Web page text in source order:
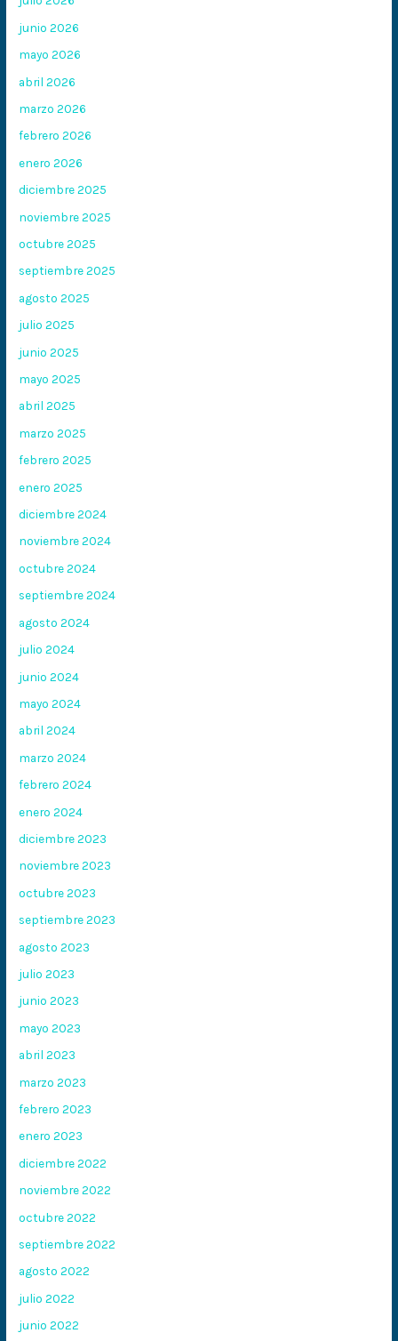
junio 2026
mayo 2026
abril 2026
marzo 2026
febrero 2026
enero 2026
diciembre 2025
noviembre 2025
octubre 2025
septiembre 2025
agosto 2025
julio 2025
junio 2025
mayo 2025
abril 2025
marzo 2025
febrero 2025
enero 2025
diciembre 2024
noviembre 2024
octubre 2024
septiembre 2024
agosto 2024
julio 2024
junio 2024
mayo 2024
abril 2024
marzo 2024
febrero 2024
enero 2024
diciembre 2023
noviembre 2023
octubre 2023
septiembre 2023
agosto 2023
julio 2023
junio 2023
mayo 2023
abril 2023
marzo 2023
febrero 2023
enero 2023
diciembre 2022
noviembre 2022
octubre 2022
septiembre 2022
agosto 2022
julio 2022
junio 2022